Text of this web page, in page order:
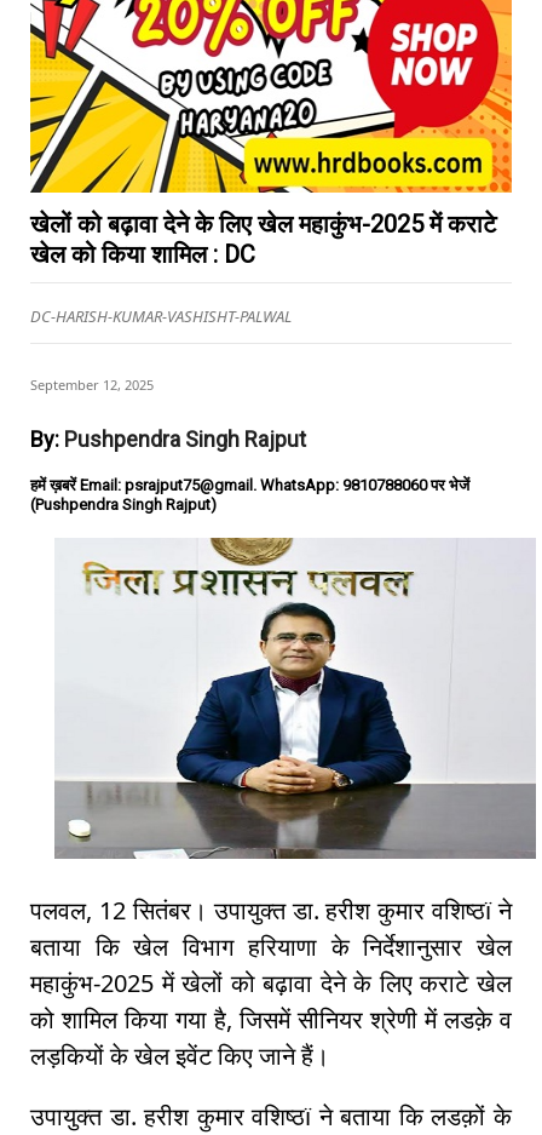
खेलों को बढ़ावा देने के लिए खेल महाकुंभ-2025 में कराटे
खेल को किया शामिल : DC
DC-HARISH-KUMAR-VASHISHT-PALWAL
September 12, 2025
By: Pushpendra Singh Rajput
हमें ख़बरें Email: psrajput75@gmail. WhatsApp: 9810788060 पर भेजें
(Pushpendra Singh Rajput)
पलवल, 12 सितंबर। उपायुक्त डा. हरीश कुमार वशिष्ठï ने
बताया कि खेल विभाग हरियाणा के निर्देशानुसार खेल
महाकुंभ-2025 में खेलों को बढ़ावा देने के लिए कराटे खेल
को शामिल किया गया है, जिसमें सीनियर श्रेणी में लडक़े व
लड़कियों के खेल इवेंट किए जाने हैं।
उपायुक्त डा. हरीश कुमार वशिष्ठï ने बताया कि लडक़ों के